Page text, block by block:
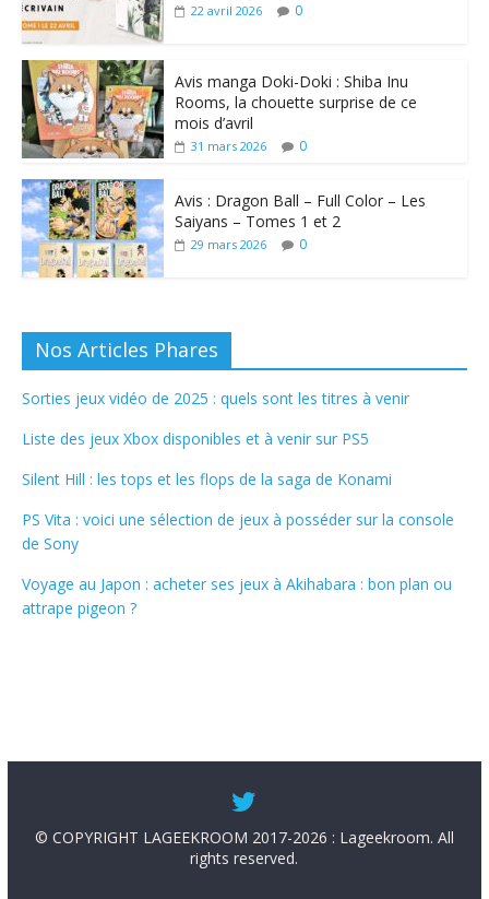
22 avril 2026 0
Avis manga Doki-Doki : Shiba Inu
Rooms, la chouette surprise de ce
mois d’avril
31 mars 2026 0
Avis : Dragon Ball – Full Color – Les
Saiyans – Tomes 1 et 2
29 mars 2026 0
Nos Articles Phares
Sorties jeux vidéo de 2025 : quels sont les titres à venir
Liste des jeux Xbox disponibles et à venir sur PS5
Silent Hill : les tops et les flops de la saga de Konami
PS Vita : voici une sélection de jeux à posséder sur la console
de Sony
Voyage au Japon : acheter ses jeux à Akihabara : bon plan ou
attrape pigeon ?
© COPYRIGHT LAGEEKROOM 2017-2026 : Lageekroom. All
rights reserved.